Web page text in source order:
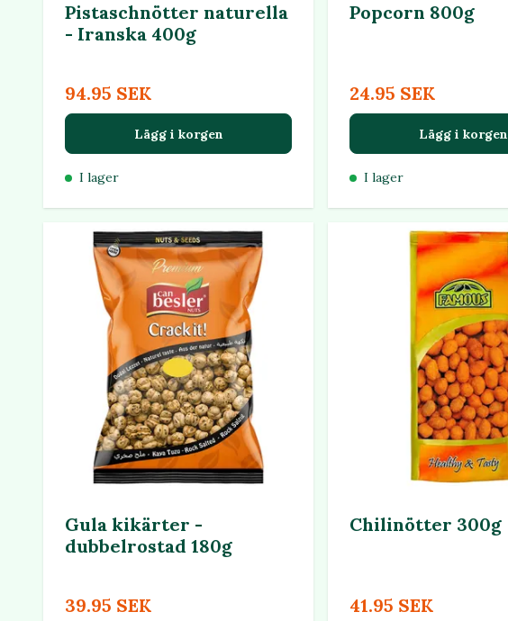
Pistaschnötter naturella
- Iranska 400g
94.95 SEK
Lägg i korgen
I lager
Popcorn 800g
24.95 SEK
Lägg i korgen
I lager
Gula kikärter -
dubbelrostad 180g
39.95 SEK
Chilinötter 300g
41.95 SEK